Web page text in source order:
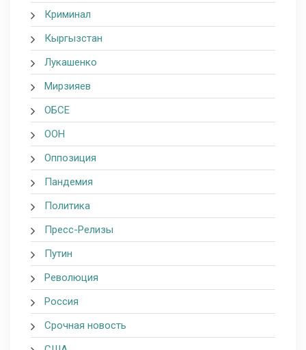
Криминал
Кыргызстан
Лукашенко
Мирзияев
ОБСЕ
ООН
Оппозиция
Пандемия
Политика
Пресс-Релизы
Путин
Революция
Россия
Срочная новость